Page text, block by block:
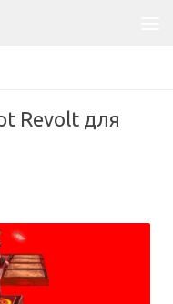
Revolt для